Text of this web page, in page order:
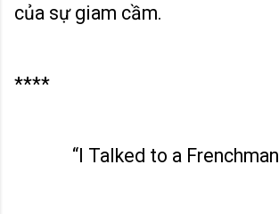
của sự giam cầm.
****
“I Talked to a Frenchman